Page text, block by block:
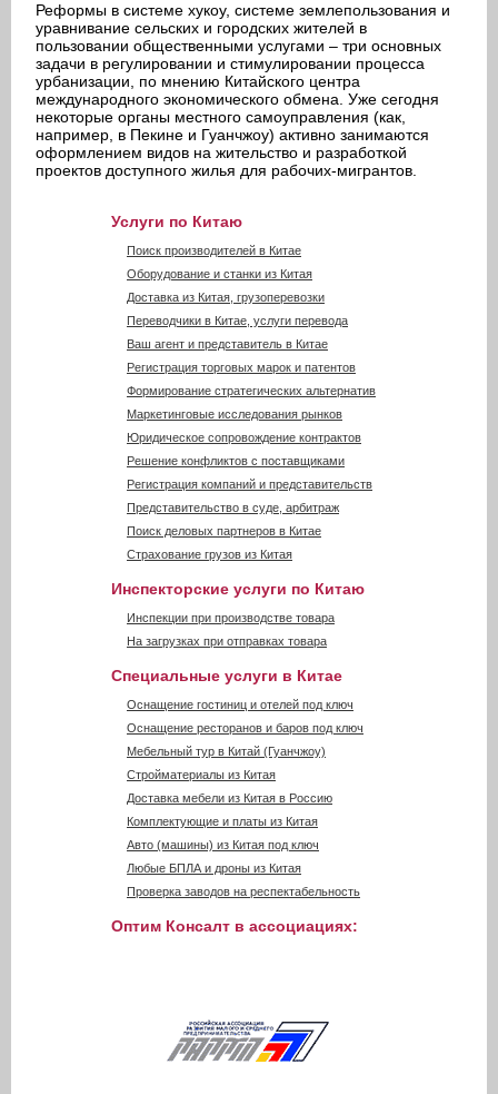
Реформы в системе хукоу, системе землепользования и
уравнивание сельских и городских жителей в
пользовании общественными услугами – три основных
задачи в регулировании и стимулировании процесса
урбанизации, по мнению Китайского центра
международного экономического обмена. Уже сегодня
некоторые органы местного самоуправления (как,
например, в Пекине и Гуанчжоу) активно занимаются
оформлением видов на жительство и разработкой
проектов доступного жилья для рабочих-мигрантов.
Услуги по Китаю
Поиск производителей в Китае
Оборудование и станки из Китая
Доставка из Китая, грузоперевозки
Переводчики в Китае, услуги перевода
Ваш агент и представитель в Китае
Регистрация торговых марок и патентов
Формирование стратегических альтернатив
Маркетинговые исследования рынков
Юридическое сопровождение контрактов
Решение конфликтов с поставщиками
Регистрация компаний и представительств
Представительство в суде, арбитраж
Поиск деловых партнеров в Китае
Страхование грузов из Китая
Инспекторские услуги по Китаю
Инспекции при производстве товара
На загрузках при отправках товара
Специальные услуги в Китае
Оснащение гостиниц и отелей под ключ
Оснащение ресторанов и баров под ключ
Мебельный тур в Китай (Гуанчжоу)
Стройматериалы из Китая
Доставка мебели из Китая в Россию
Комплектующие и платы из Китая
Авто (машины) из Китая под ключ
Любые БПЛА и дроны из Китая
Проверка заводов на респектабельность
Оптим Консалт в ассоциациях: